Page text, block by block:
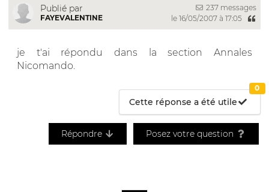
Publié par
FAYEVALENTINE
237 messages
le 16/05/2007 à 17:05
je t'ai répondu dans la section Annales
Nicomando.
Cette réponse a été utile
0
Répondre Posez votre question